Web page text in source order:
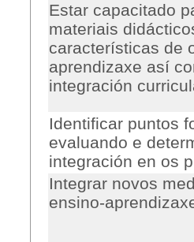
Estar capacitado
materiais
características de
aprendizaxe así
integración
Identificar puntos
evaluando e
integración en os
Integrar novos
ensino-